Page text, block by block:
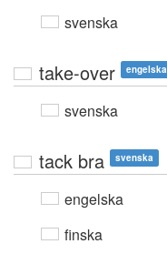
svenska
take-over engelska
svenska
tack bra svenska
engelska
finska